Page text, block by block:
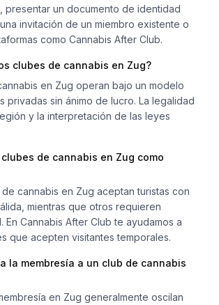
presentar un documento de identidad
invitación de un miembro existente o
como Cannabis After Club.
clubes de cannabis en Zug?
en Zug operan bajo un modelo
privadas sin ánimo de lucro. La legalidad
y la interpretación de las leyes
de cannabis en Zug como
cannabis en Zug aceptan turistas con
mientras que otros requieren
En Cannabis After Club te ayudamos a
que acepten visitantes temporales.
la membresía a un club de cannabis
en Zug generalmente oscilan